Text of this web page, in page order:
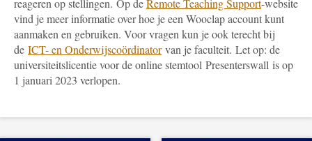
reageren op stellingen. Op deRemote Teaching Support-website
vind je meer informatie over hoe je een Wooclap account kunt
aanmaken en gebruiken. Voor vragen kun je ook terecht bij
de ICT- en Onderwijscoördinatorvan je faculteit. Let op: de
universiteitslicentie voor de online stemtool Presenterswall is op
1 januari 2023 verlopen.